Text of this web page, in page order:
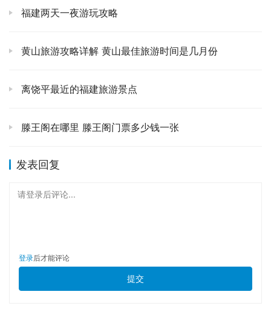
兴趣，可以去旁边的华清宫转转。但重头戏，我墙裂推荐
山为背景，以九龙湖为舞台，灯光、水幕、火焰、真人表
不清自己是在现实还是在梦里。票价虽然不便宜，但绝对值
“古都明珠，华夏宝库”，这话一点不夸张。但，切记！预
约！预约！预约！重要的事情说三晚！至少提前三五天在官
方渠道预约，不然你连大门都进不去。里面的宝贝太多了，
福建两天一夜游玩攻略
黄山旅游攻略详解 黄山最佳旅游时间是几月份
离饶平最近的福建旅游景点
滕王阁在哪里 滕王阁门票多少钱一张
发表回复
请登录后评论...
登录后才能评论
提交